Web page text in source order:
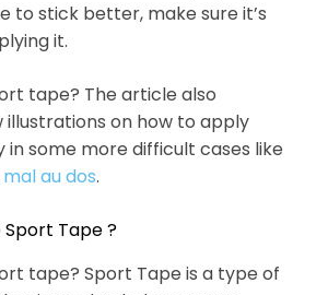
to stick better, make sure it’s
it.
tape? The article also
illustrations on how to apply
some more difficult cases like
mal au dos.
Tape ?
tape? Sport Tape is a type of